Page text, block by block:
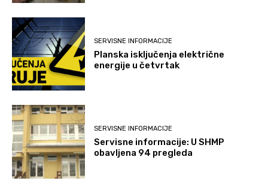
SERVISNE INFORMACIJE
Planska isključenja električne
energije u četvrtak
SERVISNE INFORMACIJE
Servisne informacije: U SHMP
obavljena 94 pregleda